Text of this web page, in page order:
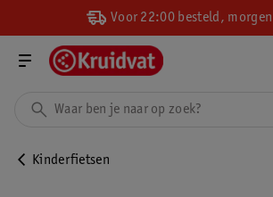
Voor 22:00 besteld,
Kinderfietsen